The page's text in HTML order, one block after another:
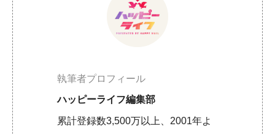
執筆者プロフィール
ハッピーライフ編集部
累計登録数3,500万以上、2001年よ